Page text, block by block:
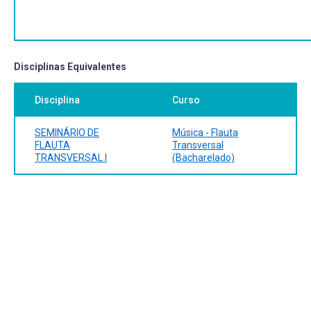
University Press, 2008.
Bibliografia Complementar:
DEBOST, Michael. The Simple Flute. London: Oxford
University Press, 2006.
recriadora da 'comunicação' poética. São Paulo:
Annablume, 2007.
QUANTZ, Johann Joaquim. On Playing the flute.
Disciplinas Equivalentes
Disciplina Curso
SEMINÁRIO DE
FLAUTA
TRANSVERSAL I
Música - Flauta
Transversal
(Bacharelado)